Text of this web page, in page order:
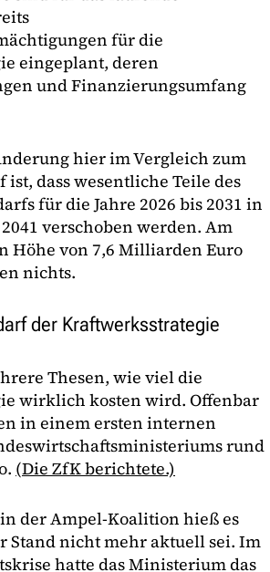
für die
eingeplant, deren
und Finanzierungsumfang
hier im Vergleich zum
dass wesentliche Teile des
für die Jahre 2026 bis 2031 in
verschoben werden. Am
Höhe von 7,6 Milliarden Euro
nichts.
der Kraftwerksstrategie
Thesen, wie viel die
wirklich kosten wird. Offenbar
in einem ersten internen
rund
(Die ZfK berichtete.)
der Ampel-Koalition hieß es
Stand nicht mehr aktuell sei. Im
hatte das Ministerium das